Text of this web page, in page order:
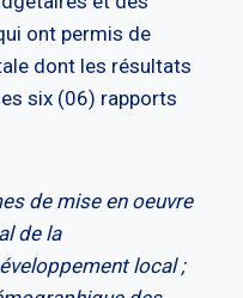
ont permis de
dont les résultats
six (06) rapports
de mise en oeuvre
de la
local ;